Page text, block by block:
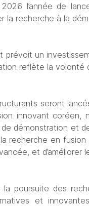
l’année de
la recherche à la
prévoit un
reflète la volonté
seront
innovant coréen,
démonstration et
recherche en fusion
et d’améliorer
la poursuite des
et